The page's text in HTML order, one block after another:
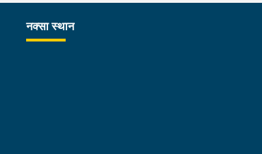
लागुऔषध गाँजा २६ किलोग्राम २० ग्राम
उपमहानगरपालिका-१९, बस्तिपुर बस्ने
नक्सा स्थान